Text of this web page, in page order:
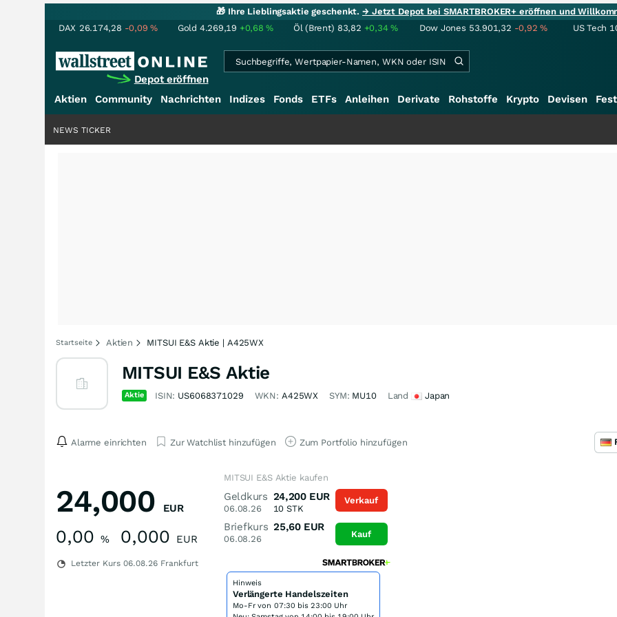
🎁 Ihre Lieblingsaktie geschenkt.→ Jetzt Depot bei SMARTBROKER+ eröffnen und
DAX 26.174,28 -0,09% Gold 4.269,19 +0,68% Öl (Brent) 83,82 +0,34% Dow Jones 53.901,32 -0,92% US Tech
Depot eröffnen
Aktien Community Nachrichten Indizes Fonds ETFs Anleihen Derivate Rohstoffe Krypto Devisen
NEWS TICKER
Startseite Aktien MITSUI E&S Aktie | A425WX
MITSUI E&S Aktie
Aktie ISIN: US6068371029 WKN: A425WX SYM: MU10 Land Japan
Alarme einrichten Zur Watchlist hinzufügen Zum Portfolio hinzufügen
24,000 EUR
0,00 % 0,000 EUR
Letzter Kurs 06.08.26 Frankfurt
MITSUI E&S Aktie kaufen
Geldkurs
06.08.26
24,200 EUR
10 STK
Briefkurs
06.08.26
25,60 EUR
Verkauf
Kauf
Hinweis
Verlängerte Handelszeiten
Mo-Fr von 07:30 bis 23:00 Uhr